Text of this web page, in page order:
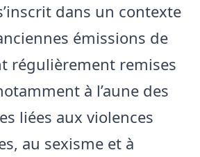
dans un contexte
émissions de
régulièrement remises
à l’aune des
liées aux violences
au sexisme et à